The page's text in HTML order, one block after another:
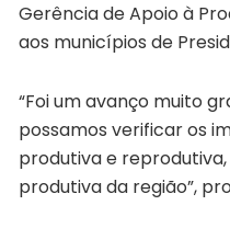
Gerência de Apoio à
aos municípios de
“Foi um avanço muito
possamos verificar os
produtiva e
produtiva da região”,